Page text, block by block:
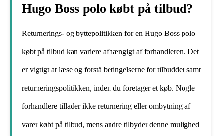
Hugo Boss polo købt på tilbud?
Returnerings- og byttepolitikken for en Hugo Boss polo
købt på tilbud kan variere afhængigt af forhandleren. Det
er vigtigt at læse og forstå betingelserne for tilbuddet samt
returneringspolitikken, inden du foretager et køb. Nogle
forhandlere tillader ikke returnering eller ombytning af
varer købt på tilbud, mens andre tilbyder denne mulighed